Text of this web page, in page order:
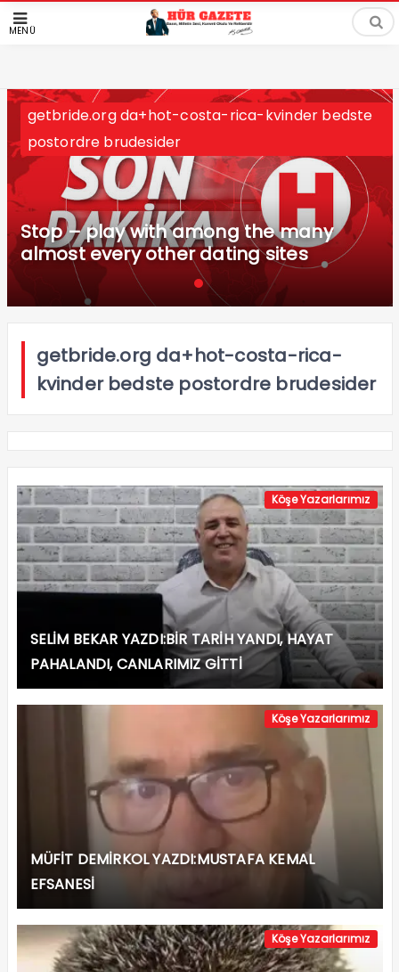
MENÜ
getbride.org da+hot-costa-rica-kvinder bedste
postordre brudesider
Stop – play with among the many
almost every other dating sites
getbride.org da+hot-costa-rica-
kvinder bedste postordre brudesider
Köşe Yazarlarımız
SELİM BEKAR YAZDI:BİR TARİH YANDI, HAYAT
PAHALANDI, CANLARIMIZ GİTTİ
Köşe Yazarlarımız
MÜFİT DEMİRKOL YAZDI:MUSTAFA KEMAL
EFSANESİ
Köşe Yazarlarımız